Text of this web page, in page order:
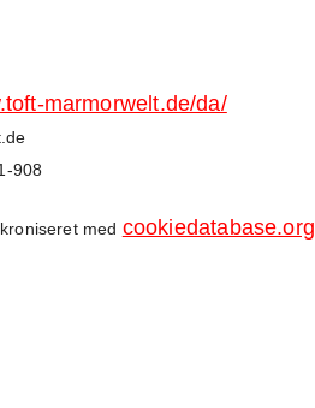
marmorwelt.de/da/
908
med cookiedatabase.org